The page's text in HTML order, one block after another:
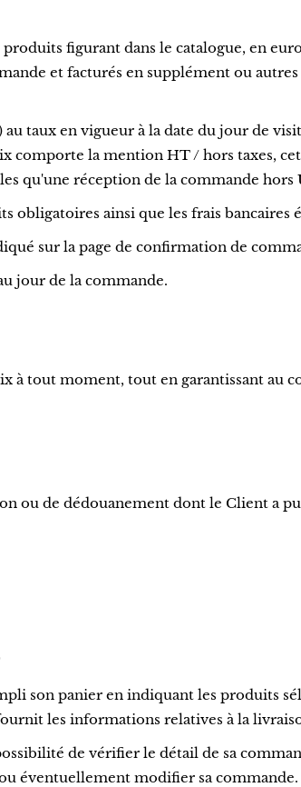
figurant dans le catalogue, en
et facturés en supplément ou
au taux en vigueur à la date du jour de
comporte la mention HT / hors taxes,
qu'une réception de la commande
obligatoires ainsi que les frais bancaires
sur la page de confirmation de
jour de la commande.
à tout moment, tout en garantissant au
ou de dédouanement dont le Client a
son panier en indiquant les produits
les informations relatives à la
de vérifier le détail de sa
éventuellement modifier sa commande.